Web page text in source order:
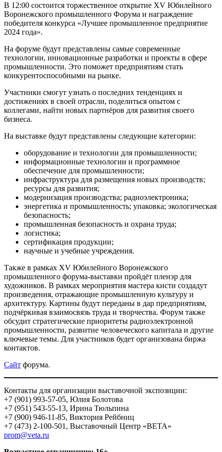
В 12:00 состоится торжественное открытие XV Юбилейного
Воронежского промышленного Форума и награждение
победителя конкурса «Лучшее промышленное предприятие
2024 года».
На форуме будут представлены самые современные
технологии, инновационные разработки и проекты в сфере
промышленности. Это поможет предприятиям стать
конкурентоспособными на рынке.
Участники смогут узнать о последних тенденциях и
достижениях в своей отрасли, поделиться опытом с
коллегами, найти новых партнёров для развития своего
бизнеса.
На выставке будут представлены следующие категории:
оборудование и технологии для промышленности;
информационные технологии и программное
обеспечение для промышленности;
инфраструктура для размещения новых производств;
ресурсы для развития;
модернизация производства; радиоэлектроника;
энергетика и промышленность; упаковка; экологическая
безопасность;
промышленная безопасность и охрана труда;
логистика;
сертификация продукции;
научные и учебные учреждения.
Также в рамках XV Юбилейного Воронежского
промышленного форума-выставки пройдёт пленэр для
художников. В рамках мероприятия мастера кисти создадут
произведения, отражающие промышленную культуру и
архитектуру. Картины будут переданы в дар предприятиям,
подчёркивая взаимосвязь труда и творчества. Форум также
обсудит стратегические приоритеты радиоэлектронной
промышленности, развитие человеческого капитала и другие
ключевые темы. Для участников будет организована биржа
контактов.
Сайт форума.
Контакты для организации выставочной экспозиции:
+7 (901) 993-57-05, Юлия Болотова
+7 (951) 543-55-13, Ирина Тюльпина
+7 (900) 946-11-85, Виктория Рейбниц
+7 (473) 2-100-501, Выставочный Центр «ВЕТА»
prom@veta.ru